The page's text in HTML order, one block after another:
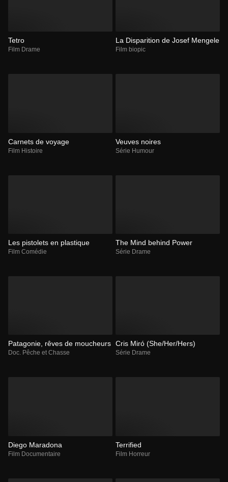
Tetro
Film Drame
La Disparition de Josef Mengele
Film biopic
Carnets de voyage
Film Histoire
Veuves noires
Série Humour
Les pistolets en plastique
Film Comédie
The Mind behind Power
Série Drame
Patagonie, rêves de moucheurs
Doc. Pêche et Chasse
Cris Miró (She/Her/Hers)
Série Drame
Diego Maradona
Film Documentaire
Terrified
Film Horreur